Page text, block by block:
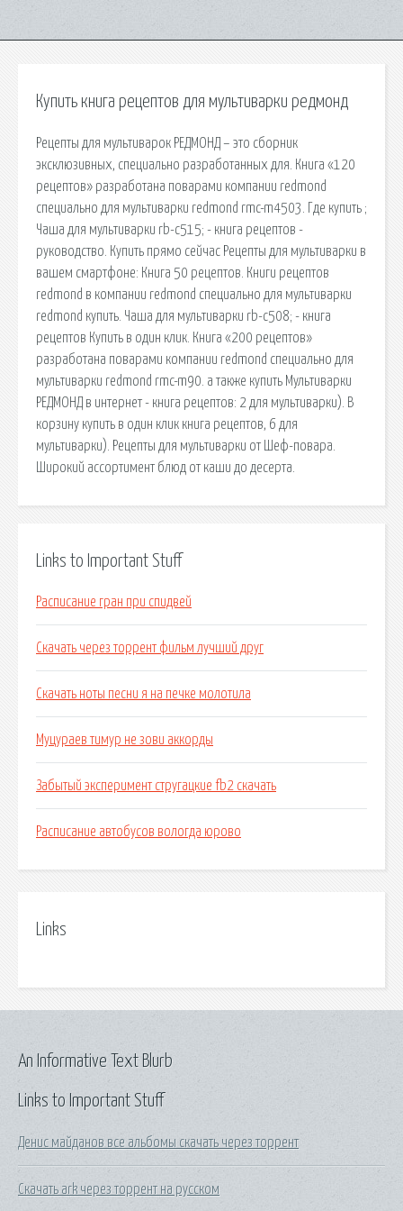
Купить книга рецептов для мультиварки редмонд
Рецепты для мультиварок РЕДМОНД – это сборник
эксклюзивных, специально разработанных для. Книга «120
рецептов» разработана поварами компании redmond
специально для мультиварки redmond rmc-m4503. Где купить ;
Чаша для мультиварки rb-c515; - книга рецептов -
руководство. Купить прямо сейчас Рецепты для мультиварки в
вашем смартфоне: Книга 50 рецептов. Книги рецептов
redmond в компании redmond специально для мультиварки
redmond купить. Чаша для мультиварки rb-c508; - книга
рецептов Купить в один клик. Книга «200 рецептов»
разработана поварами компании redmond специально для
мультиварки redmond rmc-m90. а также купить Мультиварки
РЕДМОНД в интернет - книга рецептов: 2 для мультиварки). В
корзину купить в один клик книга рецептов, 6 для
мультиварки). Рецепты для мультиварки от Шеф-повара.
Широкий ассортимент блюд от каши до десерта.
Links to Important Stuff
Расписание гран при спидвей
Скачать через торрент фильм лучший друг
Скачать ноты песни я на печке молотила
Муцураев тимур не зови аккорды
Забытый эксперимент стругацкие fb2 скачать
Расписание автобусов вологда юрово
Links
Links to Important Stuff
Денис майданов все альбомы скачать через торрент
Скачать ark через торрент на русском
An Informative Text Blurb